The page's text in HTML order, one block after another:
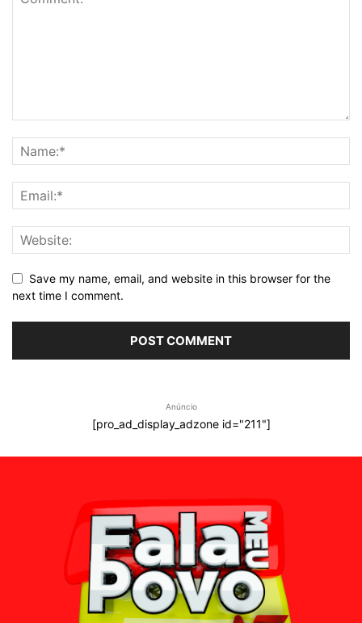
Save my name, email, and website in this browser for the
next time I comment.
Anúncio
[pro_ad_display_adzone id="211"]